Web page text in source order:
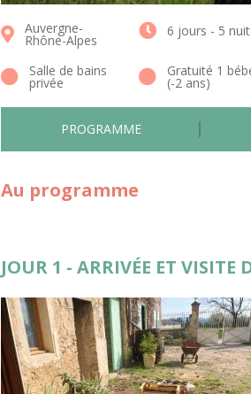
Auvergne-
Rhône-Alpes
6 jours - 5
Salle de bains
privée
Gratuité 1
(-2 ans)
PROGRAMME
Au programme
JOUR 1 - ARRIVÉE ET VISITE